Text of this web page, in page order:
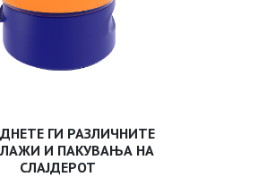
ГИ РАЗЛИЧНИТЕ
И ПАКУВАЊА НА
СЛАЈДЕРОТ